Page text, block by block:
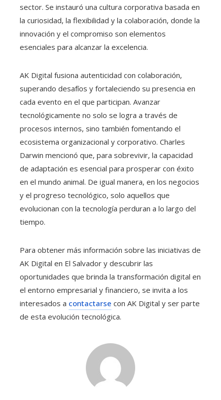
sector. Se instauró una cultura corporativa basada en
la curiosidad, la flexibilidad y la colaboración, donde la
innovación y el compromiso son elementos
esenciales para alcanzar la excelencia.
AK Digital fusiona autenticidad con colaboración,
superando desafíos y fortaleciendo su presencia en
cada evento en el que participan. Avanzar
tecnológicamente no solo se logra a través de
procesos internos, sino también fomentando el
ecosistema organizacional y corporativo. Charles
Darwin mencionó que, para sobrevivir, la capacidad
de adaptación es esencial para prosperar con éxito
en el mundo animal. De igual manera, en los negocios
y el progreso tecnológico, solo aquellos que
evolucionan con la tecnología perduran a lo largo del
tiempo.
Para obtener más información sobre las iniciativas de
AK Digital en El Salvador y descubrir las
oportunidades que brinda la transformación digital en
el entorno empresarial y financiero, se invita a los
interesados a contactarse con AK Digital y ser parte
de esta evolución tecnológica.